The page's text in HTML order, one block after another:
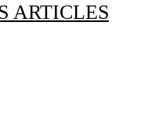
ARTICLES